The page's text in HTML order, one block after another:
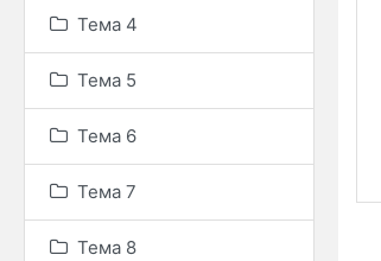
Тема 4
Тема 5
Тема 6
Тема 7
Тема 8